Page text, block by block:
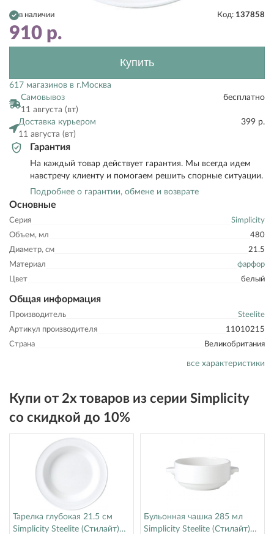
Основные
Серия
Simplicity
Объем, мл
480
Диаметр, см
21.5
Материал
фарфор
Цвет
белый
Общая информация
Производитель
Steelite
Артикул производителя
11010215
Страна
Великобритания
все характеристики
в наличии Код: 137858
910 р.
Купить
617 магазинов в г.Москва
Самовывоз
11 августа (вт)
бесплатно
Доставка курьером
11 августа (вт)
399 р.
Гарантия
На каждый товар действует гарантия. Мы всегда идем
навстречу клиенту и помогаем решить спорные ситуации.
Подробнее о гарантии, обмене и возврате
Купи от 2х товаров из серии Simplicity
со скидкой до 10%
Тарелка глубокая 21.5 см
Simplicity Steelite (Стилайт)
Бульонная чашка 285 мл
Simplicity Steelite (Стилайт)